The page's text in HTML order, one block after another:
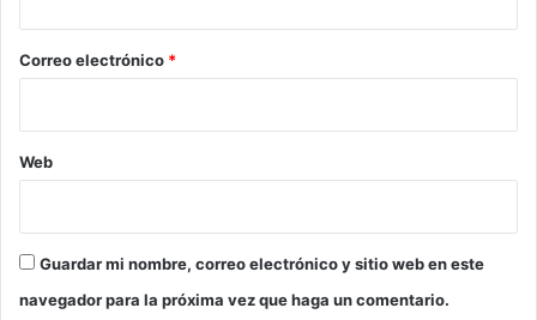
*
Correo electrónico *
Web
Guardar mi nombre, correo electrónico y sitio web en este
navegador para la próxima vez que haga un comentario.